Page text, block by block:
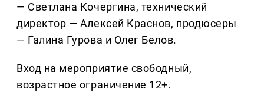
— Светлана Кочергина, технический
директор — Алексей Краснов, продюсеры
— Галина Гурова и Олег Белов.
Вход на мероприятие свободный,
возрастное ограничение 12+.